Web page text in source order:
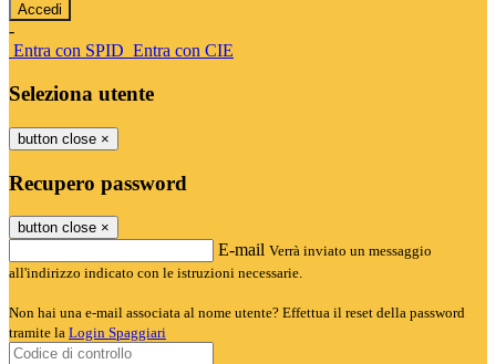
-
Entra con SPID Entra con CIE
Seleziona utente
button close ×
Recupero password
button close ×
E-mail Verrà inviato un messaggio
all'indirizzo indicato con le istruzioni necessarie.
Non hai una e-mail associata al nome utente? Effettua il reset della password
tramite la Login Spaggiari